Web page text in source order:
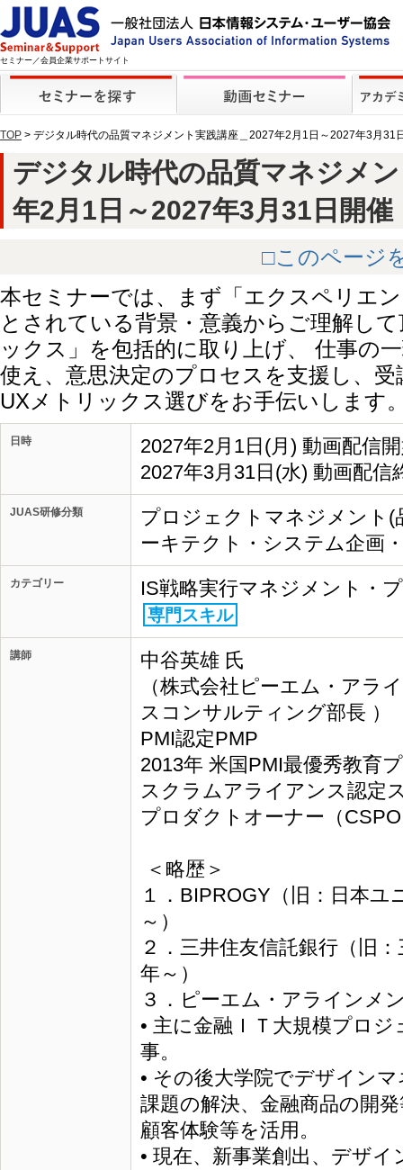
セミナー／会員企業サポートサイト
TOP > デジタル時代の品質マネジメント実践講座＿2027年2月1日～2027年3月31
デジタル時代の品質マネジメ
年2月1日～2027年3月31日開
□このページ
本セミナーでは、まず「エクスペリエ
とされている背景・意義からご理解し
ックス」を包括的に取り上げ、 仕事の
使え、意思決定のプロセスを支援し、
UXメトリックス選びをお手伝いします
日時
2027年2月1日(月) 動画配信
2027年3月31日(水) 動画配信
JUAS研修分類
プロジェクトマネジメント(
ーキテクト・システム企画
カテゴリー IS戦略実行マネジメント・
専門スキル
講師
中谷英雄 氏
（株式会社ピーエム・ア
スコンサルティング部長 ）
PMI認定PMP
2013年 米国PMI最優秀教育
スクラムアライアンス認定
プロダクトオーナー（
＜略歴＞
１．BIPROGY（旧：日本ユ
～）
２．三井住友信託銀行（旧
年～）
３．ピーエム・アラインメ
• 主に金融ＩＴ大規模プロ
事。
• その後大学院でデザイン
課題の解決、金融商品の開
顧客体験等を活用。
• 現在、新事業創出、デザ